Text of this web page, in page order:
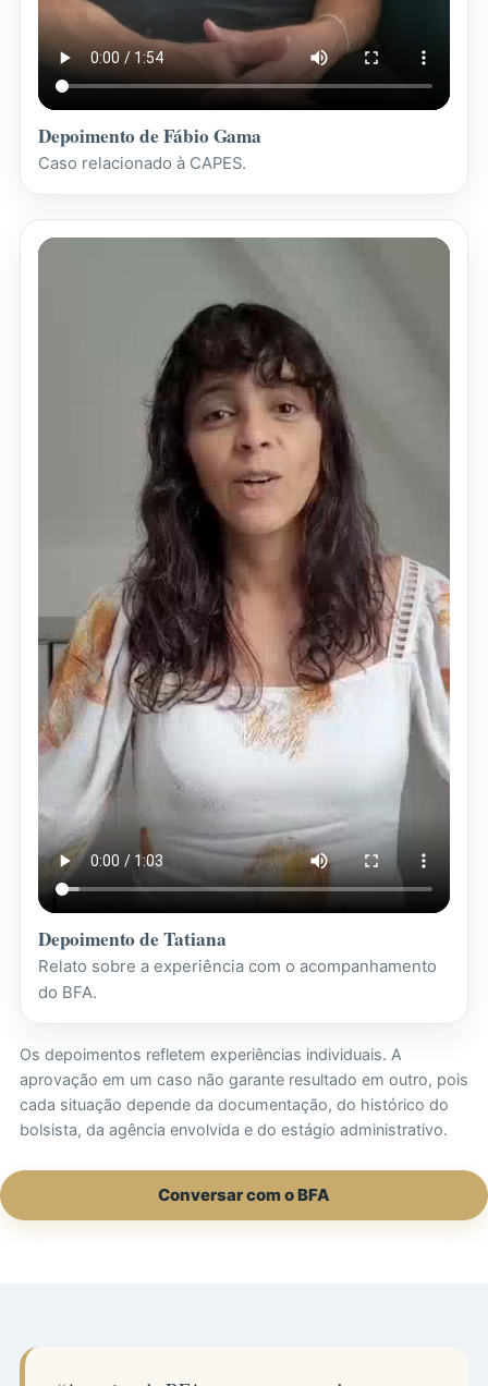
Depoimento de Fábio Gama
Caso relacionado à CAPES.
Depoimento de Tatiana
Relato sobre a experiência com o acompanhamento
do BFA.
Os depoimentos refletem experiências individuais. A
aprovação em um caso não garante resultado em outro, pois
cada situação depende da documentação, do histórico do
bolsista, da agência envolvida e do estágio administrativo.
Conversar com o BFA